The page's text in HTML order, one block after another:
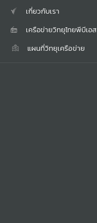
เกี่ยวกับเรา
เครือข่ายวิทยุไทยพีบีเอส
แผนที่วิทยุเครือข่าย